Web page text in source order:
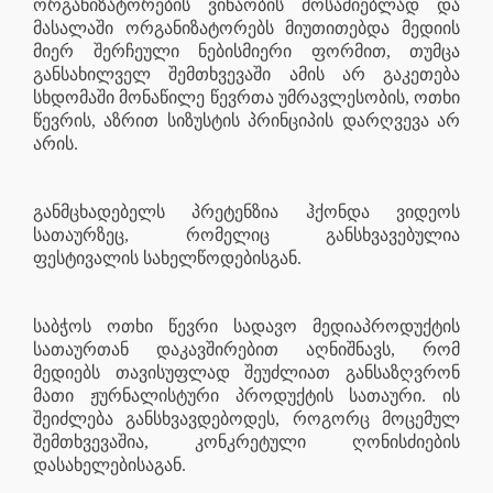
ორგანიზატორების ვინაობის მოსაძიებლად და
მასალაში ორგანიზატორებს მიუთითებდა მედიის
მიერ შერჩეული ნებისმიერი ფორმით, თუმცა
განსახილველ შემთხვევაში ამის არ გაკეთება
სხდომაში მონაწილე წევრთა უმრავლესობის, ოთხი
წევრის, აზრით სიზუსტის პრინციპის დარღვევა არ
არის.
განმცხადებელს პრეტენზია ჰქონდა ვიდეოს
სათაურზეც, რომელიც განსხვავებულია
ფესტივალის სახელწოდებისგან.
საბჭოს ოთხი წევრი სადავო მედიაპროდუქტის
სათაურთან დაკავშირებით აღნიშნავს, რომ
მედიებს თავისუფლად შეუძლიათ განსაზღვრონ
მათი ჟურნალისტური პროდუქტის სათაური. ის
შეიძლება განსხვავდებოდეს, როგორც მოცემულ
შემთხვევაშია, კონკრეტული ღონისძიების
დასახელებისაგან.